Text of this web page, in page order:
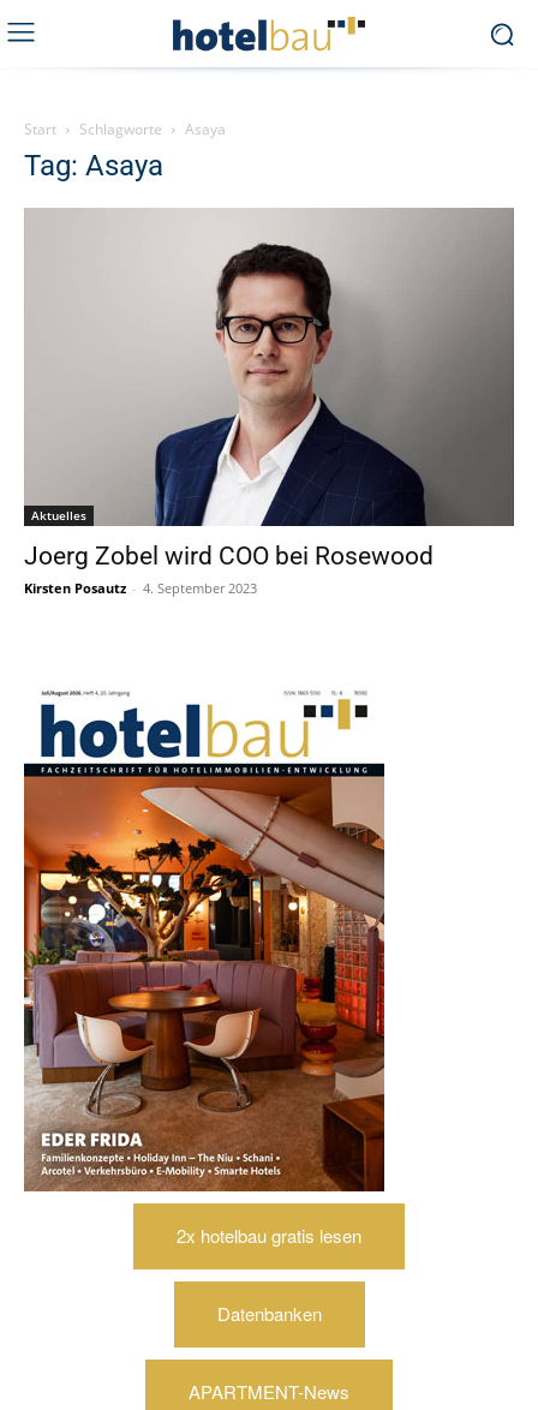
Start Schlagworte Asaya
Tag: Asaya
Aktuelles
Joerg Zobel wird COO bei Rosewood
Kirsten Posautz - 4. September 2023
2x hotelbau gratis lesen
Datenbanken
APARTMENT-News